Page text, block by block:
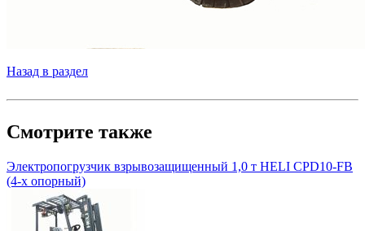
Назад в раздел
Смотрите также
Электропогрузчик взрывозащищенный 1,0 т HELI CPD10-FB
(4-х опорный)